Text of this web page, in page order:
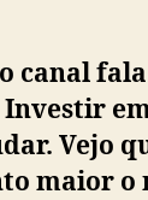
canal
Vejo
maior